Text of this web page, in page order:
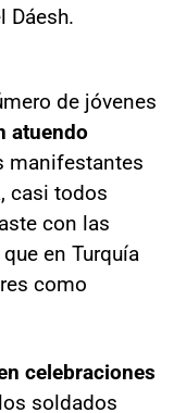
Dáesh.
de jóvenes
atuendo
manifestantes
casi todos
con las
en Turquía
como
celebraciones
soldados